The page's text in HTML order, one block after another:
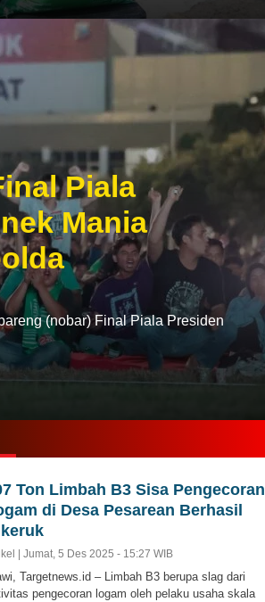
Piala
Mania
(nobar) Final Piala Presiden
Ton Limbah B3 Sisa Pengecoran
di Desa Pesarean Berhasil
| Jumat, 5 Des 2025 - 15:27 WIB
Targetnews.id – Limbah B3 berupa slag dari
pengecoran logam oleh pelaku usaha skala